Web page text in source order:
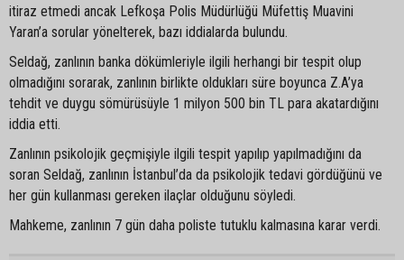
itiraz etmedi ancak Lefkoşa Polis Müdürlüğü Müfettiş Muavini
Yaran’a sorular yönelterek, bazı iddialarda bulundu.
Seldağ, zanlının banka dökümleriyle ilgili herhangi bir tespit olup
olmadığını sorarak, zanlının birlikte oldukları süre boyunca Z.A’ya
tehdit ve duygu sömürüsüyle 1 milyon 500 bin TL para akatardığını
iddia etti.
Zanlının psikolojik geçmişiyle ilgili tespit yapılıp yapılmadığını da
soran Seldağ, zanlının İstanbul’da da psikolojik tedavi gördüğünü ve
her gün kullanması gereken ilaçlar olduğunu söyledi.
Mahkeme, zanlının 7 gün daha poliste tutuklu kalmasına karar verdi.